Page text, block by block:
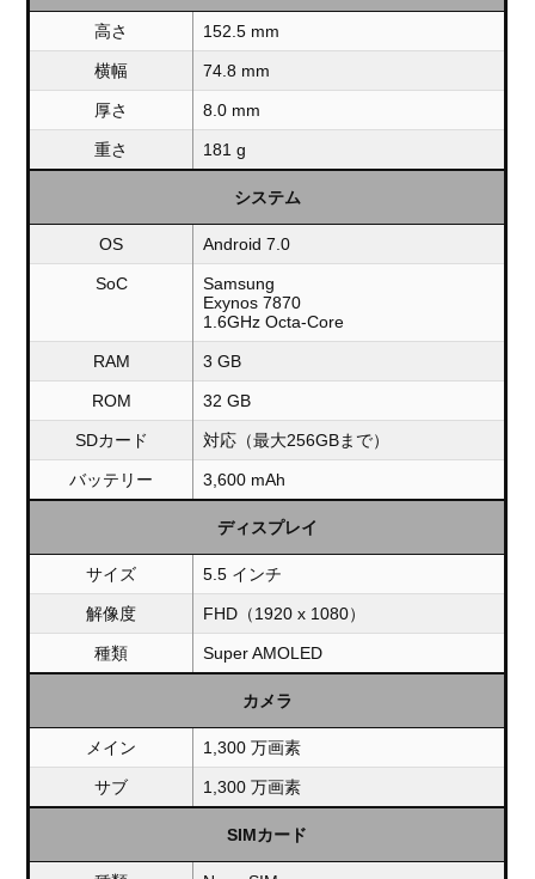
高さ 152.5 mm
横幅 74.8 mm
厚さ 8.0 mm
重さ 181 g
システム
OS Android 7.0
SoC
Samsung
Exynos 7870
1.6GHz Octa-Core
RAM 3 GB
ROM 32 GB
SDカード 対応（最大256GBまで）
バッテリー 3,600 mAh
ディスプレイ
サイズ 5.5 インチ
解像度 FHD（1920 x 1080）
種類 Super AMOLED
カメラ
メイン 1,300 万画素
サブ 1,300 万画素
SIMカード